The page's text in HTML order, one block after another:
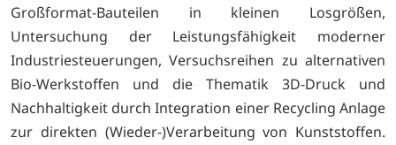
Großformat-Bauteilen in kleinen Losgrößen,
Untersuchung der Leistungsfähigkeit moderner
Industriesteuerungen, Versuchsreihen zu alternativen
Bio-Werkstoffen und die Thematik 3D-Druck und
Nachhaltigkeit durch Integration einer Recycling Anlage
zur direkten (Wieder-)Verarbeitung von Kunststoffen.